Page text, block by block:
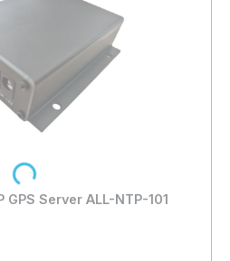
GPS Server ALL-NTP-101